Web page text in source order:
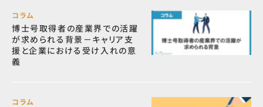
コラム
博士号取得者の産業界での活躍
が求められる背景－キャリア支
援と企業における受け入れの意
義
コラム